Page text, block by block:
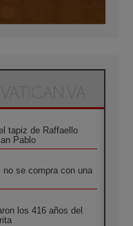
tapiz de Raffaello
Pablo
no se compra con una
los 416 años del